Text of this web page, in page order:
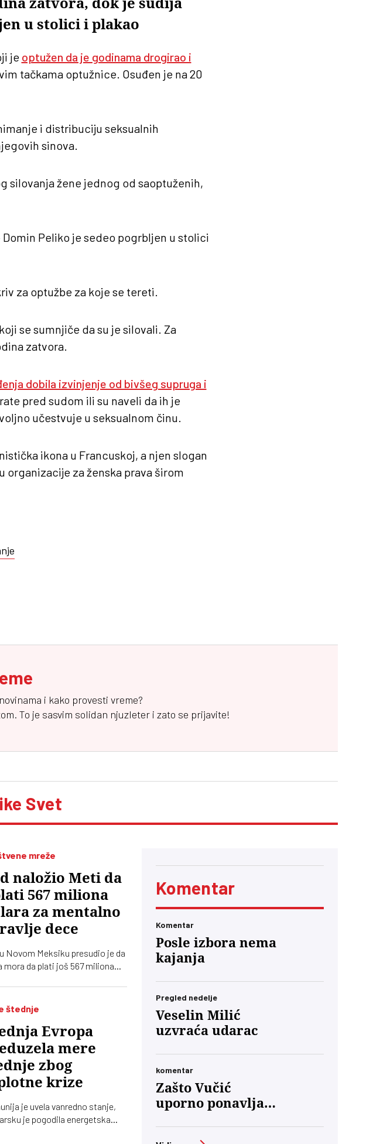
zatvora, dok je sudija
u stolici i plakao
je optužen da je godinama drogirao i
tačkama optužnice. Osuđen je na 20
i distribuciju seksualnih
sinova.
silovanja žene jednog od saoptuženih,
Peliko je sedeo pogrbljen u stolici
za optužbe za koje se tereti.
se sumnjiče da su je silovali. Za
zatvora.
dobila izvinjenje od bivšeg supruga i
pred sudom ili su naveli da ih je
učestvuje u seksualnom činu.
ikona u Francuskoj, a njen slogan
organizacije za ženska prava širom
i kako provesti vreme?
To je sasvim solidan njuzleter i zato se prijavite!
Svet
mreže
naložio Meti da
567 miliona
za mentalno
dece
Novom Meksiku presudio je da
mora da plati još 567 miliona
odbacuje optužbe i
žalbu
štednje
Evropa
mere
zbog
krize
je uvela vanredno stanje,
je pogodila energetska
Komentar
Komentar
Posle izbora nema
kajanja
Pregled nedelje
Veselin Milić
uzvraća udarac
komentar
Zašto Vučić
uporno ponavlja